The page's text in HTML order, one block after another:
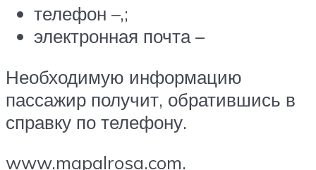
телефон –,;
электронная почта –
Необходимую информацию
пассажир получит, обратившись в
справку по телефону.
www.mapalrosa.com.